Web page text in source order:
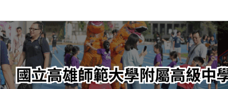
轉
至
主
內
容